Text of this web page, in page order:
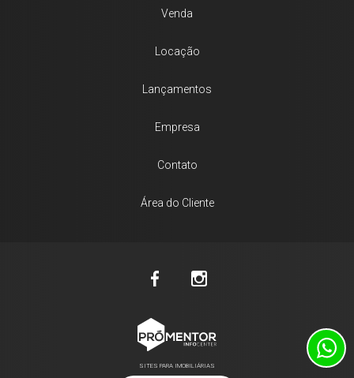
Venda
Locação
Lançamentos
Empresa
Contato
Área do Cliente
SITES PARA IMOBILIÁRIAS